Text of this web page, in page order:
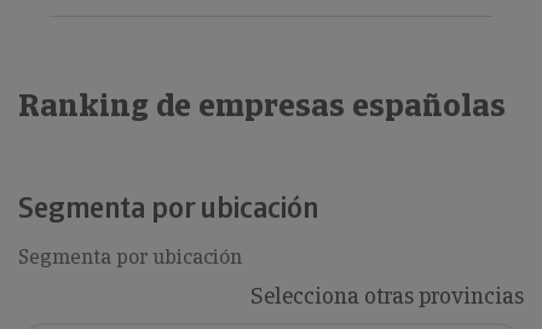
Ranking de empresas españolas
Segmenta por ubicación
Segmenta por ubicación
Selecciona otras provincias